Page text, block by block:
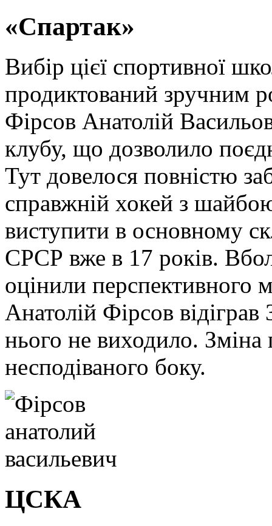
«Спартак»
Вибір цієї спортивної
продиктований зручним
Фірсов Анатолій
клубу, що дозволило
Тут довелося повністю
справжній хокей з
виступити в основному
СРСР вже в 17 років.
оцінили перспективного
Анатолій Фірсов
нього не виходило.
несподіваного боку.
ЦСКА